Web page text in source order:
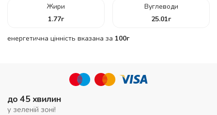
Жири
1.77г
Вуглеводи
25.01г
енергетична цінність вказана за 100г
до 45 хвилин
у зеленій зоні!